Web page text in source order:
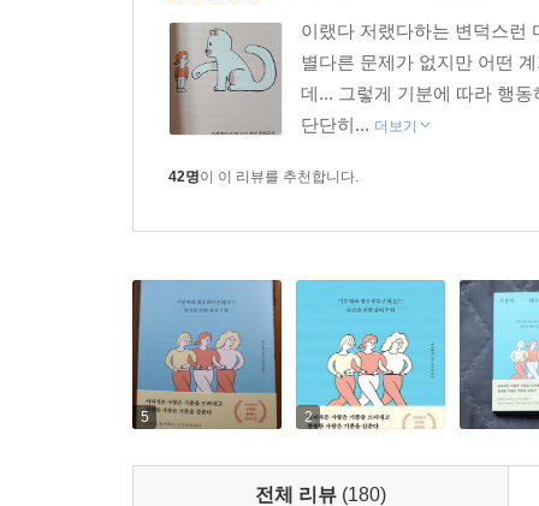
이랬다 저랬다하는 변덕스런
별다른 문제가 없지만 어떤
데... 그렇게 기분에 따라 행
단단히... 더보기
42명이 이 리뷰를 추천합니다.
5 2
전체 리뷰 (180)